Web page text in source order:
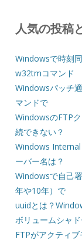
人気の投稿
Windowsで時刻
w32tmコマンド
Windowsパッチ
マンドで
WindowsのFTP
続できない？
Windows
ーバー名は？
Windowsで自己
年や10年）で
uuidとは？
ボリュームシャ
FTPがアクティ